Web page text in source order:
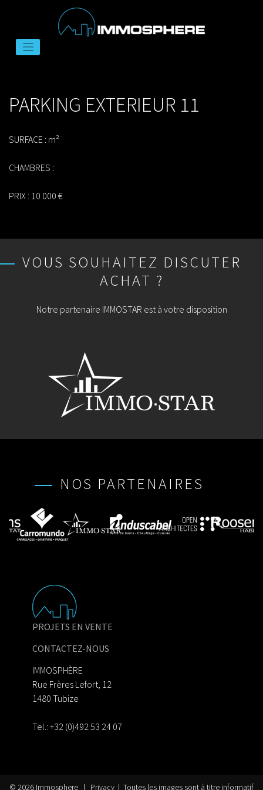
content
PARKING EXTERIEUR 11
SURFACE : m²
CHAMBRES :
PRIX : 10 000 €
VOUS SOUHAITEZ DISCUTER
ACHAT ?
Notre partenaire IMMOSTAR est à votre disposition
NOS PARTENAIRES
PROJETS EN VENTE
CONTACTEZ-NOUS
IMMOSPHÈRE
Rue Frères Lefort, 12
1480 Tubize
Tel.: +32 (0)492 53 24 07
© 2026 Immosphere | Privacy | Toutes les images sont à titre informatif